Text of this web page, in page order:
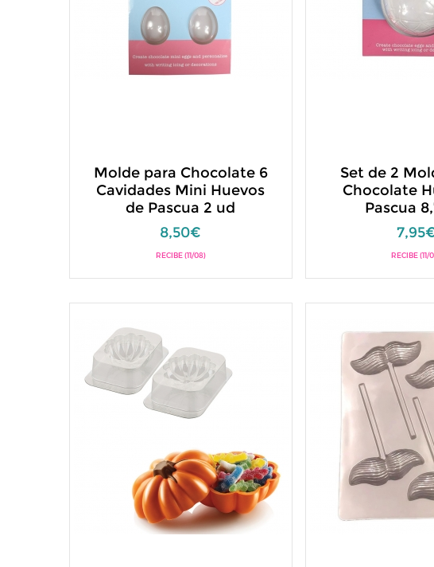
Molde para Chocolate 6
Cavidades Mini Huevos
de Pascua 2 ud
8,50€
RECIBE (11/08)
Set de 2
Chocolate
Pascua
RECIBE (11/